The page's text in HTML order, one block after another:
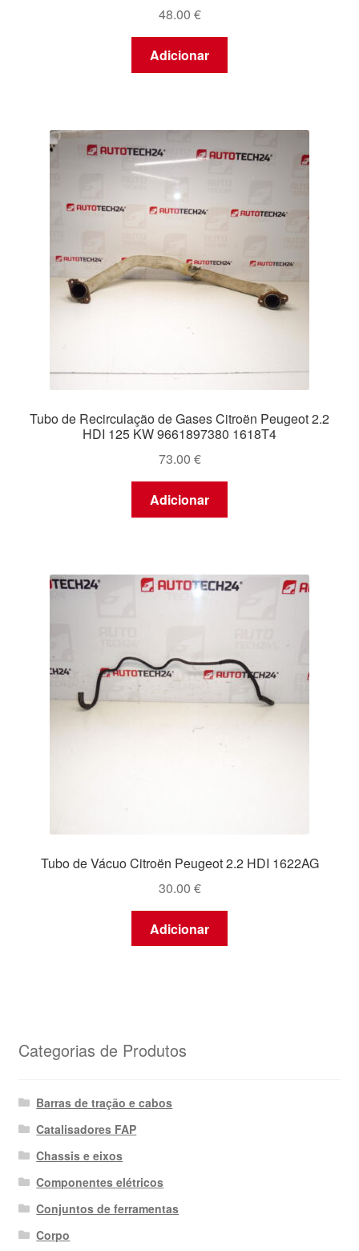
48.00 €
Adicionar
Tubo de Recirculação de Gases Citroën Peugeot 2.2
HDI 125 KW 9661897380 1618T4
73.00 €
Adicionar
Tubo de Vácuo Citroën Peugeot 2.2 HDI 1622AG
30.00 €
Adicionar
Categorias de Produtos
Barras de tração e cabos
Catalisadores FAP
Chassis e eixos
Componentes elétricos
Conjuntos de ferramentas
Corpo